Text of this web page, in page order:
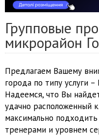
Групповые
микрорайон
Предлагаем Вашему
города по типу услуги
Надеемся, что Вы
удачно расположенный
максимально
тренерами и уровнем